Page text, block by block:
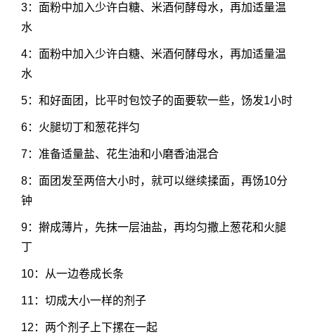
3：面粉中加入少许白糖、米酒何酵母水，再加适量温
水
4：面粉中加入少许白糖、米酒何酵母水，再加适量温
水
5：和好面团，比平时包饺子的面要软一些，饧发1小时
6：火腿切丁和葱花拌匀
7：准备适量盐、花生油和小磨香油混合
8：面团发至两倍大小时，就可以继续揉面，再饧10分
钟
9：擀成薄片，先抹一层油盐，再均匀撒上葱花和火腿
丁
10：从一边卷成长条
11：切成大小一样的剂子
12：两个剂子上下摞在一起